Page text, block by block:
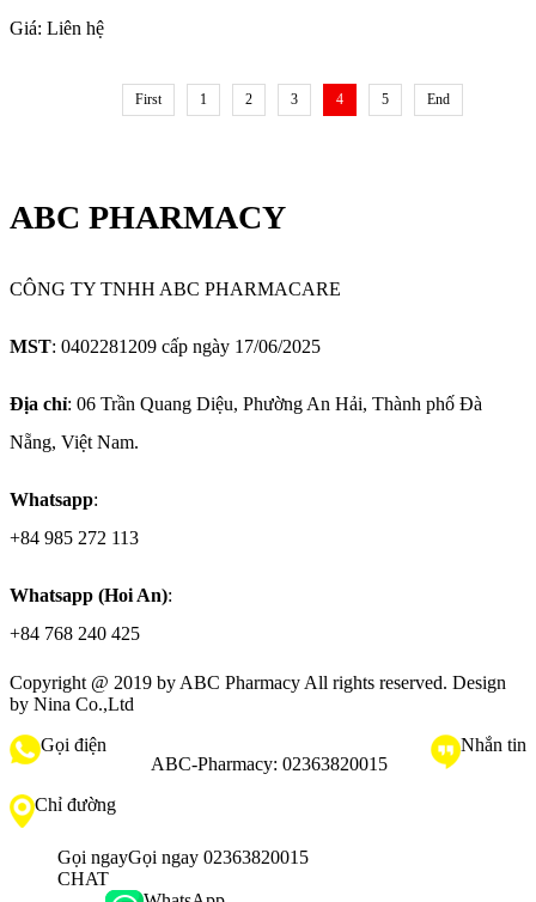
Giá: Liên hệ
First 1 2 3 4 5 End
ABC PHARMACY
CÔNG TY TNHH ABC PHARMACARE
MST: 0402281209 cấp ngày 17/06/2025
Địa chỉ: 06 Trần Quang Diệu, Phường An Hải, Thành phố Đà
Nẵng, Việt Nam.
Whatsapp:
+84 985 272 113
Whatsapp (Hoi An):
+84 768 240 425
Copyright @ 2019 by ABC Pharmacy All rights reserved. Design
by Nina Co.,Ltd
Gọi điện
ABC-Pharmacy: 02363820015
Nhắn tin
Chỉ đường
Gọi ngayGọi ngay 02363820015
CHAT